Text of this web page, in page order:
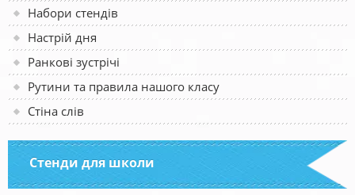
Набори стендів
Настрій дня
Ранкові зустрічі
Рутини та правила нашого класу
Стіна слів
Стенди для школи